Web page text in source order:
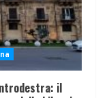
il